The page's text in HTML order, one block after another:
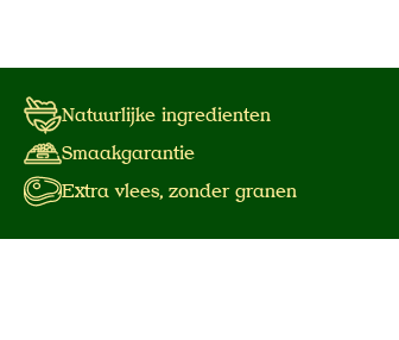
Natuurlijke ingredienten
Smaakgarantie
Extra vlees, zonder granen